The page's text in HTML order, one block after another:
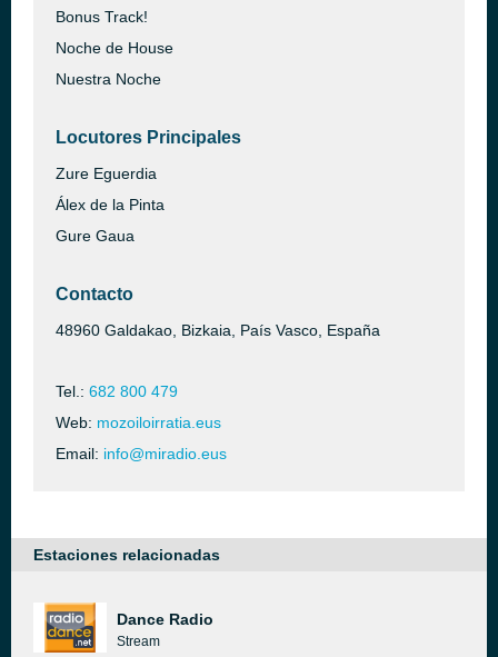
Bonus Track!
Noche de House
Nuestra Noche
Locutores Principales
Zure Eguerdia
Álex de la Pinta
Gure Gaua
Contacto
48960 Galdakao, Bizkaia, País Vasco, España
Tel.: 682 800 479
Web: mozoiloirratia.eus
Email: info@miradio.eus
Estaciones relacionadas
Dance Radio
Stream